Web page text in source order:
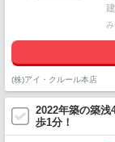
(株)アイ・クルール本店
2022年築の築
歩1分！